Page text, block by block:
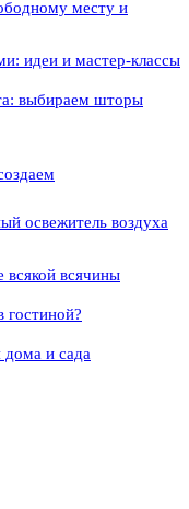
месту и
идеи и мастер-классы
выбираем шторы
освежитель воздуха
всячины
гостиной?
и сада